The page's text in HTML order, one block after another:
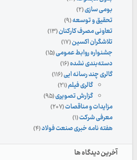
بومی سازی(۲)
تحقیق و توسعه(۹)
تعاونی مصرف کارکنان(۱۳)
تلاشگران اکسین(۱۷)
جشنواره روابط عمومی(۱۵)
دسته‌بندی نشده(۱۶)
گالری چند رسانه ایی(۱۱۶)
گالری فیلم(۲۱)
گزارش تصویری(۹۵)
مزایدات و مناقصات(۲۰۷)
معرفی شرکت(۱)
هفته نامه خبری صنعت فولاد(۴)
آخرین دیدگاه ها